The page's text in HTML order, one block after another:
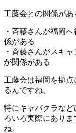
工藤会との関係があ
・斉藤さんが福岡
係がある
・斉藤さんがスキ
が関係がある
工藤会は福岡を拠
るんですね。
特にキャバクラな
ろいろ実際にあり
ね。